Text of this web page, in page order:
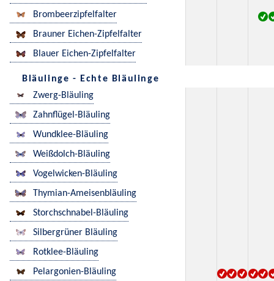
Brombeerzipfelfalter
Brauner Eichen-Zipfelfalter
Blauer Eichen-Zipfelfalter
Bläulinge - Echte Bläulinge
Zwerg-Bläuling
Zahnflügel-Bläuling
Wundklee-Bläuling
Weißdolch-Bläuling
Vogelwicken-Bläuling
Thymian-Ameisenbläuling
Storchschnabel-Bläuling
Silbergrüner Bläuling
Rotklee-Bläuling
Pelargonien-Bläuling